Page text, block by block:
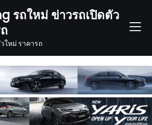
รถใหม่ ข่าวรถเปิดตัว
ใหม่ ราคารถ